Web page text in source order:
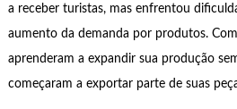
a receber turistas, mas enfrentou
aumento da demanda por produtos.
aprenderam a expandir sua produção
começaram a exportar parte de suas